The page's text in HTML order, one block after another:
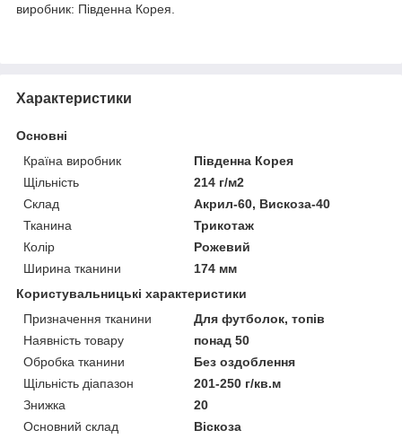
виробник: Південна Корея.
Характеристики
Основні
Країна виробник
Південна Корея
Щільність
214 г/м2
Склад
Акрил-60, Вискоза-40
Тканина
Трикотаж
Колір
Рожевий
Ширина тканини
174 мм
Користувальницькі характеристики
Призначення тканини
Для футболок, топів
Наявність товару
понад 50
Обробка тканини
Без оздоблення
Щільність діапазон
201-250 г/кв.м
Знижка
20
Основний склад
Віскоза